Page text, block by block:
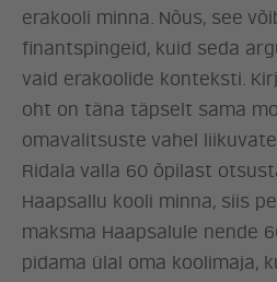
erakooli minna. Nõus, see
finantspingeid, kuid seda
vaid erakoolide konteksti.
oht on täna täpselt sama
omavalitsuste vahel
Ridala valla 60 õpilast
Haapsallu kooli minna, siis
maksma Haapsalule nende
pidama ülal oma koolimaja,